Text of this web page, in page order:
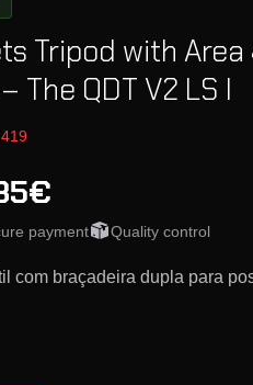
Tripod with Area
The QDT V2 LS I
payment Quality control
com braçadeira dupla para